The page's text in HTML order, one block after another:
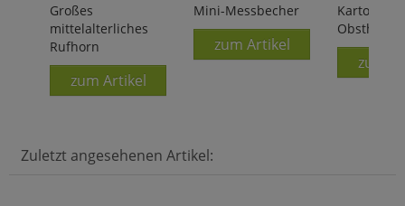
Großes
mittelalterliches
Rufhorn
zum Artikel
Mini-Messbecher
zum Artikel
Kartoffel-
Obsthorde
zum
Zuletzt angesehenen Artikel: